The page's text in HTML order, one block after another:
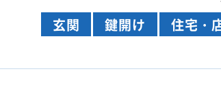
玄関 鍵開け 住宅・